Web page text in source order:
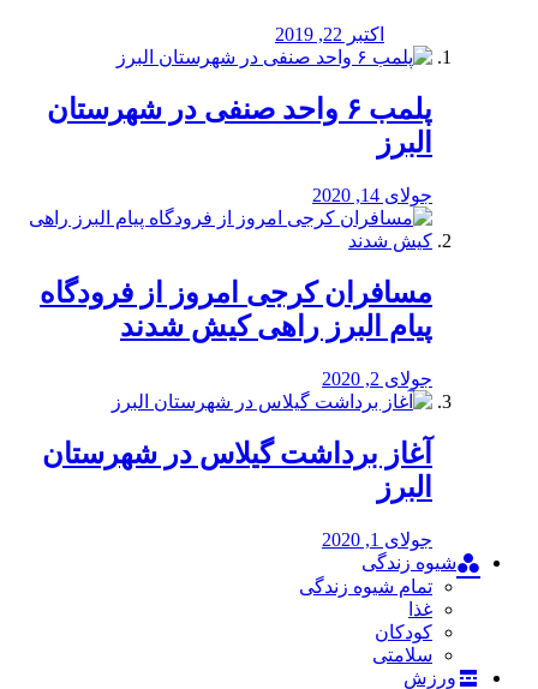
اکتبر 22, 2019
پلمب ۶ واحد صنفی در شهرستان
البرز
جولای 14, 2020
مسافران کرجی امروز از فرودگاه
پیام البرز راهی کیش شدند
جولای 2, 2020
آغاز برداشت گیلاس در شهرستان
البرز
جولای 1, 2020
شیوه زندگی
تمام شیوه زندگی
غذا
کودکان
سلامتی
ورزش